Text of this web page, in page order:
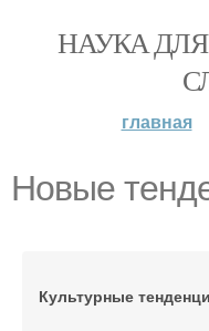
НАУКА
главная
Новые
Культурные